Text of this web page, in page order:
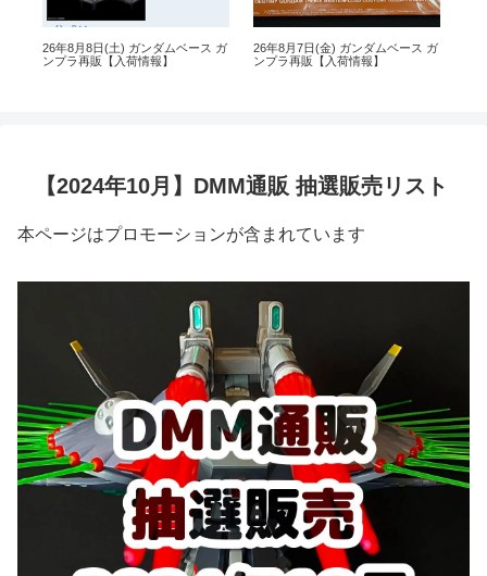
26年8月8日(土) ガンダムベース ガ
ンプラ再販【入荷情報】
26年8月7日(金) ガンダムベース ガ
ンプラ再販【入荷情報】
【2024年10月】DMM通販 抽選販売リスト
本ページはプロモーションが含まれています